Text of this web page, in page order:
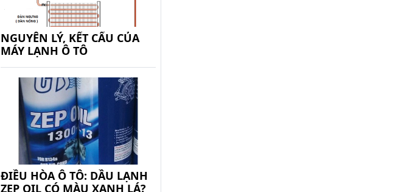
NGUYÊN LÝ, KẾT CẤU CỦA
MÁY LẠNH Ô TÔ
ĐIỀU HÒA Ô TÔ: DẦU LẠNH
ZEP OIL CÓ MÀU XANH LÁ?